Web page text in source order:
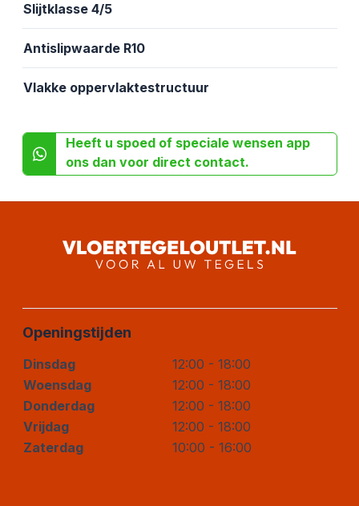
Slijtklasse 4/5
Antislipwaarde R10
Vlakke oppervlaktestructuur
Heeft u spoed of speciale wensen app
ons dan voor direct contact.
Openingstijden
Dinsdag
12:00 - 18:00
Woensdag
12:00 - 18:00
Donderdag
12:00 - 18:00
Vrijdag
12:00 - 18:00
Zaterdag
10:00 - 16:00